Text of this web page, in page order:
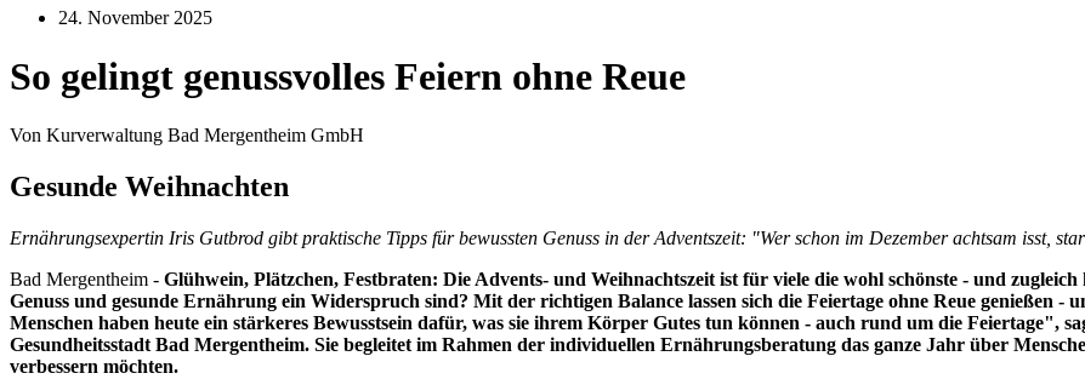
24. November 2025
So gelingt genussvolles Feiern ohne Reue
Von Kurverwaltung Bad Mergentheim GmbH
Gesunde Weihnachten
Ernährungsexpertin Iris Gutbrod gibt praktische Tipps für bewussten Genuss in der Adventszeit: "Wer schon im Dezember achtsam isst,
Bad Mergentheim - Glühwein, Plätzchen, Festbraten: Die Advents- und Weihnachtszeit ist für viele die wohl schönste - und
Genuss und gesunde Ernährung ein Widerspruch sind? Mit der richtigen Balance lassen sich die Feiertage ohne Reue genießen
Menschen haben heute ein stärkeres Bewusstsein dafür, was sie ihrem Körper Gutes tun können - auch rund um die Feiertage",
Gesundheitsstadt Bad Mergentheim. Sie begleitet im Rahmen der individuellen Ernährungsberatung das ganze Jahr über
verbessern möchten.